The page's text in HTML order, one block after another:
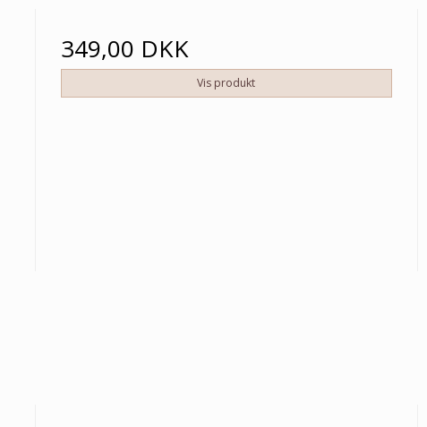
349,00 DKK
Vis produkt